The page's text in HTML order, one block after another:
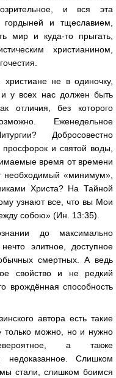
и вся эта
гордыней и тщеславием,
мир и куда-то прыгать,
христианином,
не в одиночку,
у всех нас должен быть
отличия, без которого
Еженедельное
Добросовестно
и святой воды,
время от времени
необходимый «минимум»,
Христа? На Тайной
узнают все, что вы Мои
собою» (Ин. 13:35).
до максимально
элитное, доступное
смертных. А ведь
свойство и не редкий
врождённая способность
автора есть такие
можно, но и нужно
а также
недоказанное. Слишком
стали, слишком боимся